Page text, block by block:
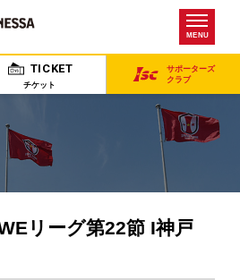
MENU
TICKET
チケット
サポーターズ
クラブ
リーグ第22節 I神戸